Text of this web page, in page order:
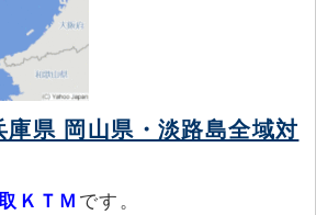
県 岡山県・淡路島全域対
ＫＴＭ です。